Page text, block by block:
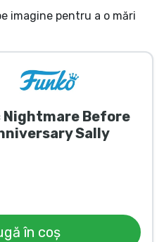
imagine pentru a o mări
Nightmare Before
Sally
în coș
animate